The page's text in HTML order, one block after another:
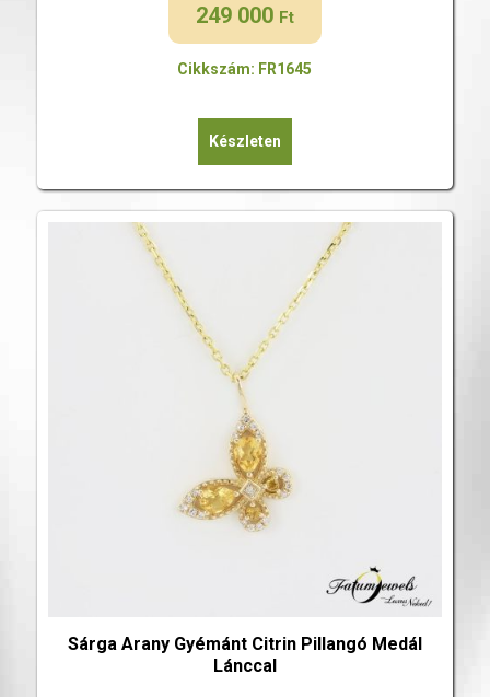
249 000 Ft
Cikkszám: FR1645
Készleten
Sárga Arany Gyémánt Citrin Pillangó Medál
Lánccal